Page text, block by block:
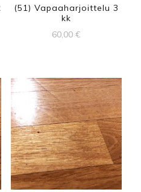
(51) Vapaaharjoittelu 3
kk
60,00 €